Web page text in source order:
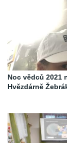
Noc vědců 2021
Hvězdárně